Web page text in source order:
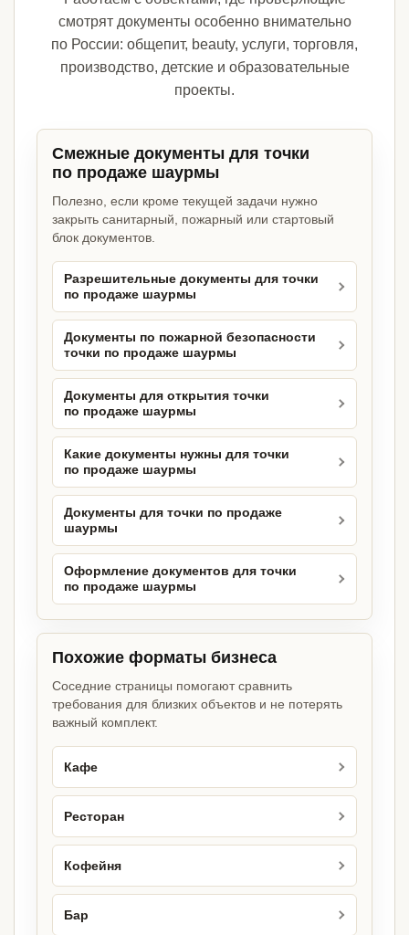
смотрят документы особенно внимательно
по России: общепит, beauty, услуги, торговля,
производство, детские и образовательные
проекты.
Смежные документы для точки
по продаже шаурмы
Полезно, если кроме текущей задачи нужно
закрыть санитарный, пожарный или стартовый
блок документов.
Разрешительные документы для точки
по продаже шаурмы
Документы по пожарной безопасности
точки по продаже шаурмы
Документы для открытия точки
по продаже шаурмы
Какие документы нужны для точки
по продаже шаурмы
Документы для точки по продаже
шаурмы
Оформление документов для точки
по продаже шаурмы
Похожие форматы бизнеса
Соседние страницы помогают сравнить
требования для близких объектов и не потерять
важный комплект.
Кафе
Ресторан
Кофейня
Бар